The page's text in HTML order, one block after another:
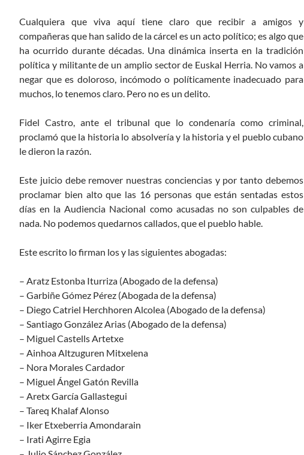
Cualquiera que viva aquí tiene claro que recibir a amigos y
compañeras que han salido de la cárcel es un acto político; es algo que
ha ocurrido durante décadas. Una dinámica inserta en la tradición
política y militante de un amplio sector de Euskal Herria. No vamos a
negar que es doloroso, incómodo o políticamente inadecuado para
muchos, lo tenemos claro. Pero no es un delito.
Fidel Castro, ante el tribunal que lo condenaría como criminal,
proclamó que la historia lo absolvería y la historia y el pueblo cubano
le dieron la razón.
Este juicio debe remover nuestras conciencias y por tanto debemos
proclamar bien alto que las 16 personas que están sentadas estos
días en la Audiencia Nacional como acusadas no son culpables de
nada. No podemos quedarnos callados, que el pueblo hable.
Este escrito lo firman los y las siguientes abogadas:
– Aratz Estonba Iturriza (Abogado de la defensa)
– Garbiñe Gómez Pérez (Abogada de la defensa)
– Diego Catriel Herchhoren Alcolea (Abogado de la defensa)
– Santiago González Arias (Abogado de la defensa)
– Miguel Castells Artetxe
– Ainhoa Altzuguren Mitxelena
– Nora Morales Cardador
– Miguel Ángel Gatón Revilla
– Aretx García Gallastegui
– Tareq Khalaf Alonso
– Iker Etxeberria Amondarain
– Irati Agirre Egia